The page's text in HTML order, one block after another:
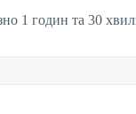
1 годин та 30